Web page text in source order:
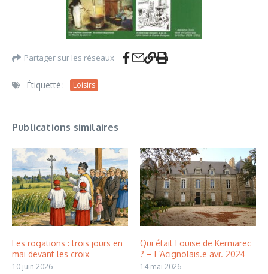
Partager sur les réseaux
Étiquetté : Loisirs
Publications similaires
Les rogations : trois jours en
mai devant les croix
10 juin 2026
Qui était Louise de Kermarec
? – L’Acignolais.e avr. 2024
14 mai 2026